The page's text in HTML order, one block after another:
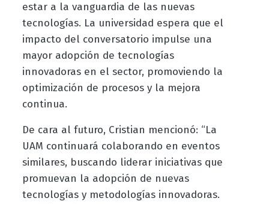
estar a la vanguardia de las nuevas
tecnologías. La universidad espera que el
impacto del conversatorio impulse una
mayor adopción de tecnologías
innovadoras en el sector, promoviendo la
optimización de procesos y la mejora
continua.
De cara al futuro, Cristian mencionó: “La
UAM continuará colaborando en eventos
similares, buscando liderar iniciativas que
promuevan la adopción de nuevas
tecnologías y metodologías innovadoras.